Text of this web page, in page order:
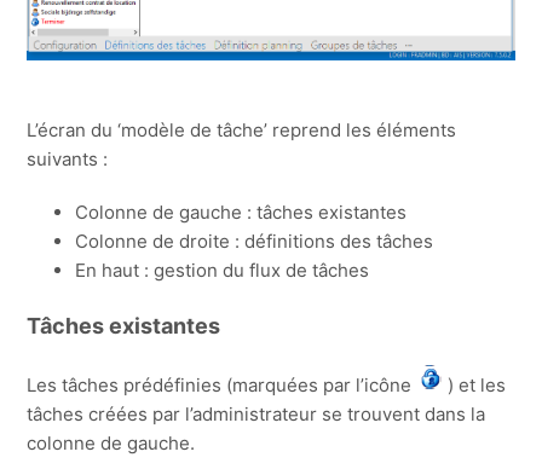
L’écran du ‘modèle de tâche’ reprend les éléments
suivants :
Colonne de gauche : tâches existantes
Colonne de droite : définitions des tâches
En haut : gestion du flux de tâches
Tâches existantes
Les tâches prédéfinies (marquées par l’icône
) et les
tâches créées par l’administrateur se trouvent dans la
colonne de gauche.